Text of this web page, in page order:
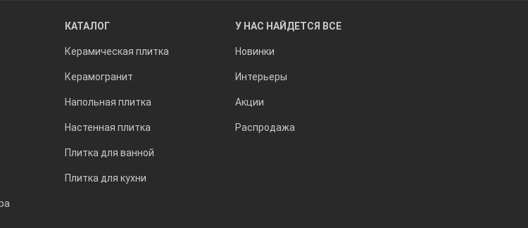
КАТАЛОГ
Керамическая плитка
Керамогранит
Напольная плитка
Настенная плитка
Плитка для ванной
Плитка для кухни
У НАС НАЙДЕТСЯ ВСЕ
Новинки
Интерьеры
Акции
Распродажа